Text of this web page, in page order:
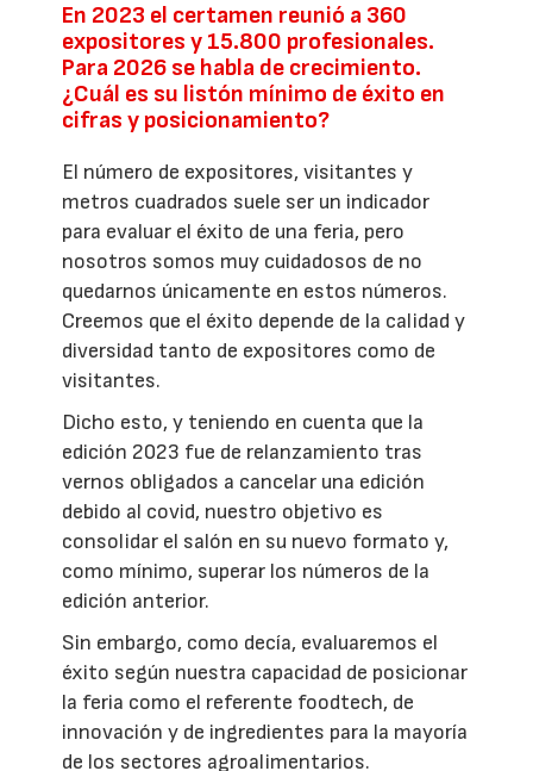
En 2023 el certamen reunió a 360
expositores y 15.800 profesionales.
Para 2026 se habla de crecimiento.
¿Cuál es su listón mínimo de éxito en
cifras y posicionamiento?
El número de expositores, visitantes y
metros cuadrados suele ser un indicador
para evaluar el éxito de una feria, pero
nosotros somos muy cuidadosos de no
quedarnos únicamente en estos números.
Creemos que el éxito depende de la calidad y
diversidad tanto de expositores como de
visitantes.
Dicho esto, y teniendo en cuenta que la
edición 2023 fue de relanzamiento tras
vernos obligados a cancelar una edición
debido al covid, nuestro objetivo es
consolidar el salón en su nuevo formato y,
como mínimo, superar los números de la
edición anterior.
Sin embargo, como decía, evaluaremos el
éxito según nuestra capacidad de posicionar
la feria como el referente foodtech, de
innovación y de ingredientes para la mayoría
de los sectores agroalimentarios.